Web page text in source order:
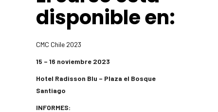
disponible en:
CMC Chile 2023
15 – 16 noviembre 2023
Hotel Radisson Blu – Plaza el Bosque
Santiago
INFORMES: